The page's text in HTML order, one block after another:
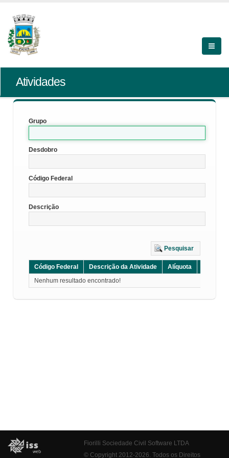
Atividades
Grupo
Desdobro
Código Federal
Descrição
Pesquisar
Código Federal Descrição da Atividade Alíquota
Nenhum resultado encontrado!
Fiorilli Sociedade Civil Software LTDA
© Copyright 2012-2026. Todos os Direitos